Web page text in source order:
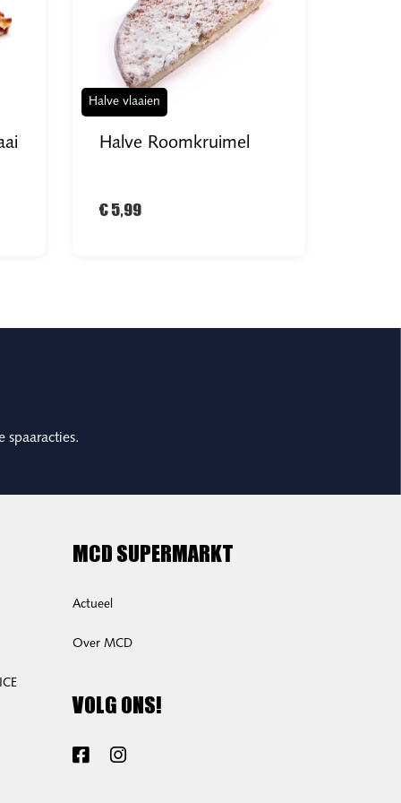
Halve vlaaien
Halve Roomkruimel
€ 5,99
spaaracties.
MCD SUPERMARKT
Actueel
Over MCD
VOLG ONS!
Facebook